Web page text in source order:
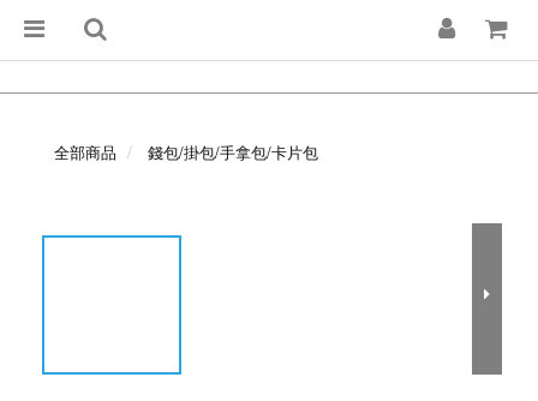
全部商品 錢包/掛包/手拿包/卡片包